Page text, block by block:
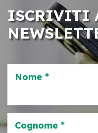
ISCRIVITI
Nome *
Cognome *